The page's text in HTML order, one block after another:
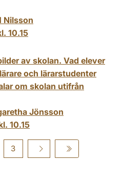
Nilsson
10.15
av skolan. Vad elever
och lärarstudenter
om skolan utifrån
Jönsson
10.15
3